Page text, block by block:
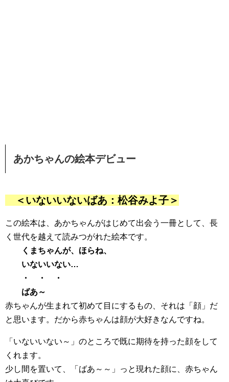
あかちゃんの絵本デビュー
＜いないいないばあ：松谷みよ子＞
この絵本は、あかちゃんがはじめて出会う一冊として、長
く世代を越えて読みつがれた絵本です。
くまちゃんが、ほらね、
いないいない…
・ ・ ・
ばあ～
赤ちゃんが生まれて初めて目にするもの、それは「顔」だ
と思います。だから赤ちゃんは顔が大好きなんですね。
「いないいない～」のところで既に期待を持った顔をして
くれます。
少し間を置いて、「ばあ～～」っと現れた顔に、赤ちゃん